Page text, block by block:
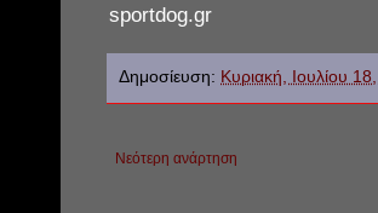
sportdog.gr
Δημοσίευση: Κυριακή, Ιουλίου
Νεότερη ανάρτηση